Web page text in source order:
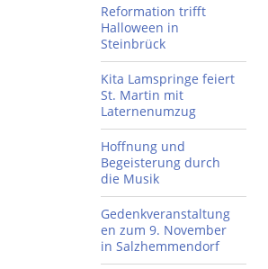
Reformation trifft
Halloween in
Steinbrück
Kita Lamspringe feiert
St. Martin mit
Laternenumzug
Hoffnung und
Begeisterung durch
die Musik
Gedenkveranstaltung
en zum 9. November
in Salzhemmendorf